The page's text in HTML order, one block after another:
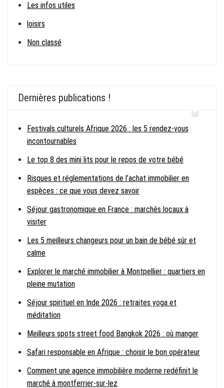
Les infos utiles
loisirs
Non classé
Dernières publications !
Festivals culturels Afrique 2026 : les 5 rendez-vous
incontournables
Le top 8 des mini lits pour le repos de votre bébé
Risques et réglementations de l’achat immobilier en
espèces : ce que vous devez savoir
Séjour gastronomique en France : marchés locaux à
visiter
Les 5 meilleurs changeurs pour un bain de bébé sûr et
calme
Explorer le marché immobilier à Montpellier : quartiers en
pleine mutation
Séjour spirituel en Inde 2026 : retraites yoga et
méditation
Meilleurs spots street food Bangkok 2026 : où manger
Safari responsable en Afrique : choisir le bon opérateur
Comment une agence immobilière moderne redéfinit le
marché à montferrier-sur-lez